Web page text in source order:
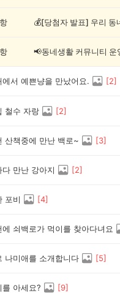
📢동네생활 커뮤니티
에서 예쁜냥을 만났어요. [2]
철수 자랑 [2]
산책중에 만난 백로~ [3]
다 만난 강아지 [2]
포비 [4]
에 쇠백로가 먹이를 찾아다녀요
나미애를 소개합니다 [5]
를 아세요? [9]